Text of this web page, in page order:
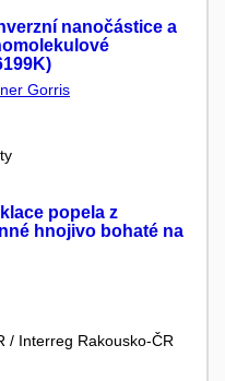
nanočástice a
Gorris
popela z
hnojivo bohaté na
/ Interreg Rakousko-ČR